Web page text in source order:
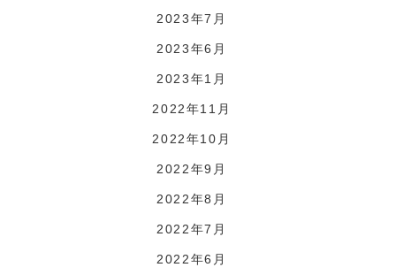
2023年7月
2023年6月
2023年1月
2022年11月
2022年10月
2022年9月
2022年8月
2022年7月
2022年6月